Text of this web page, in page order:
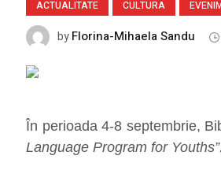
ACTUALITATE CULTURA
byFlorina-Mihaela Sandu
În perioada 4-8 septembrie,
Language Program for Youths”.